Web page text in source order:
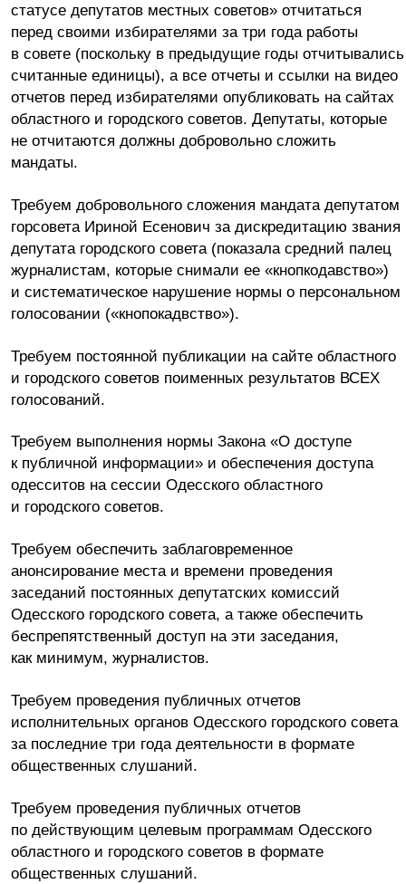
статусе депутатов местных советов» отчитаться
перед своими избирателями за три года работы
в совете (поскольку в предыдущие годы отчитывались
считанные единицы), а все отчеты и ссылки на видео
отчетов перед избирателями опубликовать на сайтах
областного и городского советов. Депутаты, которые
не отчитаются должны добровольно сложить
мандаты.
Требуем добровольного сложения мандата депутатом
горсовета Ириной Есенович за дискредитацию звания
депутата городского совета (показала средний палец
журналистам, которые снимали ее «кнопкодавство»)
и систематическое нарушение нормы о персональном
голосовании («кнопокадвство»).
Требуем постоянной публикации на сайте областного
и городского советов поименных результатов ВСЕХ
голосований.
Требуем выполнения нормы Закона «О доступе
к публичной информации» и обеспечения доступа
одесситов на сессии Одесского областного
и городского советов.
Требуем обеспечить заблаговременное
анонсирование места и времени проведения
заседаний постоянных депутатских комиссий
Одесского городского совета, а также обеспечить
беспрепятственный доступ на эти заседания,
как минимум, журналистов.
Требуем проведения публичных отчетов
исполнительных органов Одесского городского совета
за последние три года деятельности в формате
общественных слушаний.
Требуем проведения публичных отчетов
по действующим целевым программам Одесского
областного и городского советов в формате
общественных слушаний.